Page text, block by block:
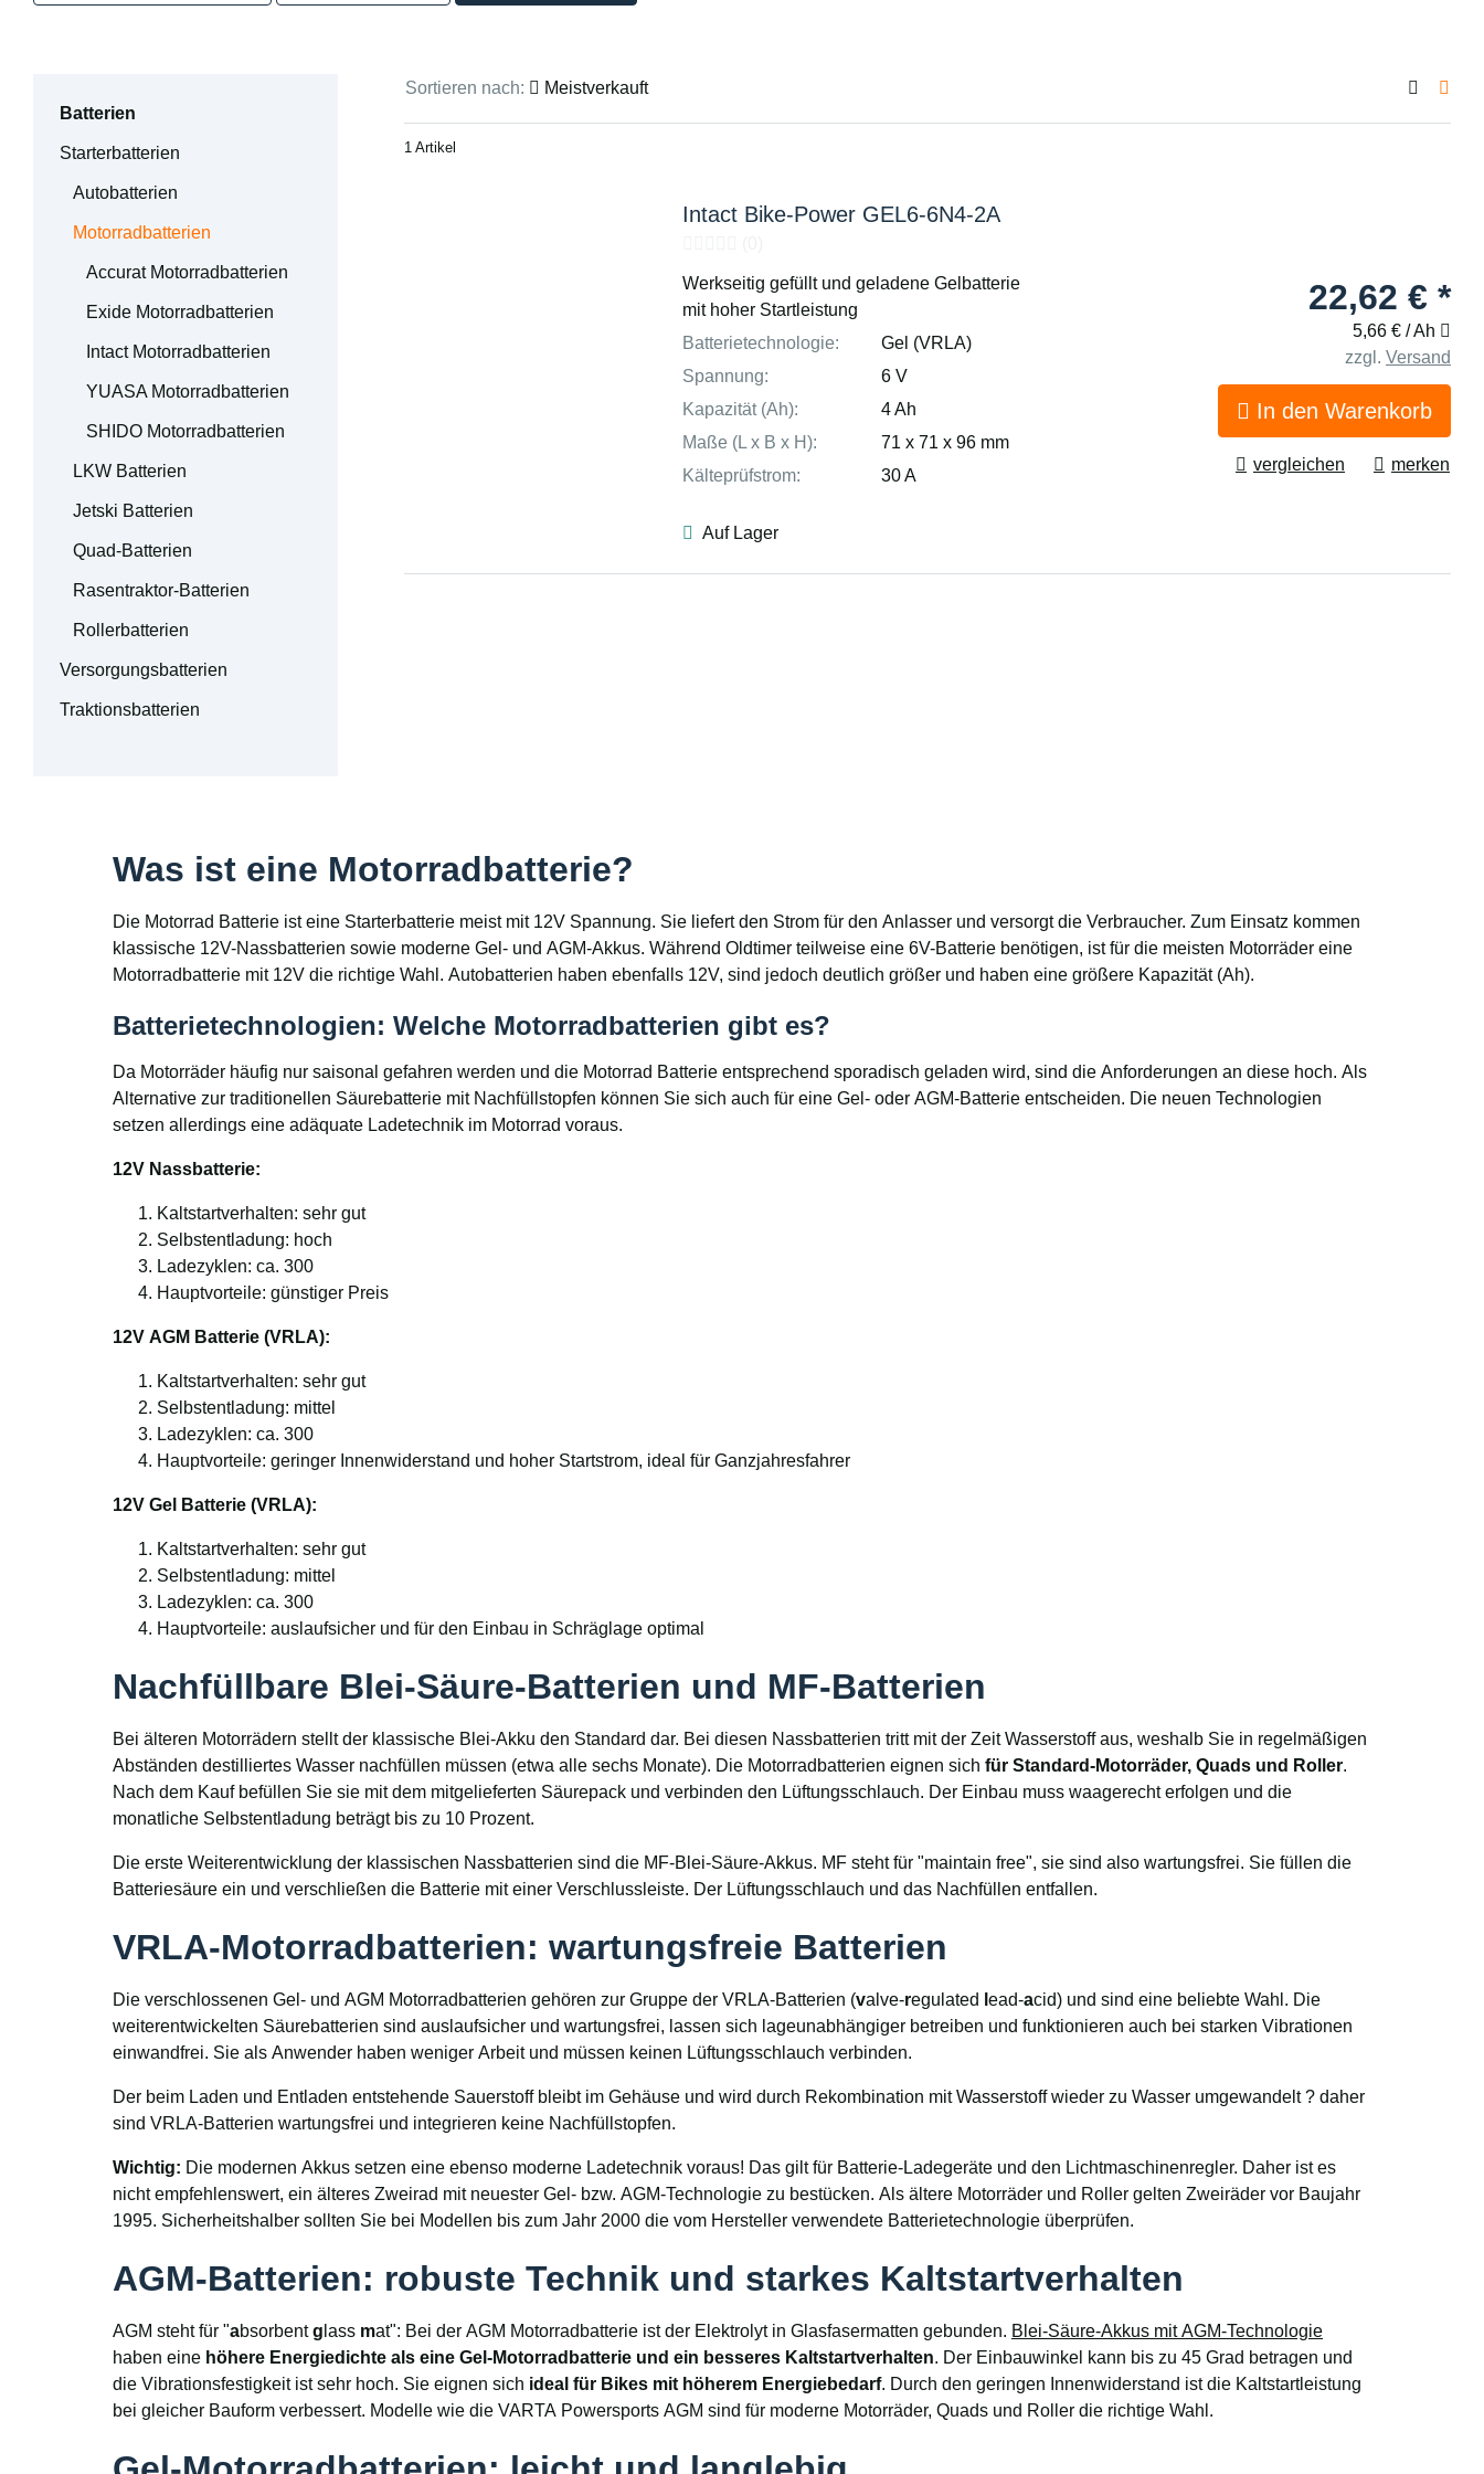
Batterien
Starterbatterien
Autobatterien
Motorradbatterien
Accurat Motorradbatterien
Exide Motorradbatterien
Intact Motorradbatterien
YUASA Motorradbatterien
SHIDO Motorradbatterien
LKW Batterien
Jetski Batterien
Quad-Batterien
Rasentraktor-Batterien
Rollerbatterien
Versorgungsbatterien
Traktionsbatterien
Sortieren nach: Meistverkauft
1 Artikel
Intact Bike-Power GEL6-6N4-2A
Werkseitig gefüllt und geladene Gelbatterie
mit hoher Startleistung
Batterietechnologie:
Gel (VRLA)
Spannung:
6 V
Kapazität (Ah):
4 Ah
Maße (L x B x H):
71 x 71 x 96 mm
Kälteprüfstrom:
30 A
Auf Lager
22,62 € *
5,66 € / Ah
zzgl. Versand
In den Warenkorb
vergleichen merken
Was ist eine Motorradbatterie?
Die Motorrad Batterie ist eine Starterbatterie meist mit 12V Spannung. Sie liefert den Strom für den Anlasser und versorgt die Verbraucher. Zum Einsatz kommen
klassische 12V-Nassbatterien sowie moderne Gel- und AGM-Akkus. Während Oldtimer teilweise eine 6V-Batterie benötigen, ist für die meisten Motorräder eine
Motorradbatterie mit 12V die richtige Wahl. Autobatterien haben ebenfalls 12V, sind jedoch deutlich größer und haben eine größere Kapazität (Ah).
Batterietechnologien: Welche Motorradbatterien gibt es?
Da Motorräder häufig nur saisonal gefahren werden und die Motorrad Batterie entsprechend sporadisch geladen wird, sind die Anforderungen an diese hoch. Als
Alternative zur traditionellen Säurebatterie mit Nachfüllstopfen können Sie sich auch für eine Gel- oder AGM-Batterie entscheiden. Die neuen Technologien
setzen allerdings eine adäquate Ladetechnik im Motorrad voraus.
12V Nassbatterie:
Kaltstartverhalten: sehr gut
Selbstentladung: hoch
Ladezyklen: ca. 300
Hauptvorteile: günstiger Preis
12V AGM Batterie (VRLA):
Kaltstartverhalten: sehr gut
Selbstentladung: mittel
Ladezyklen: ca. 300
Hauptvorteile: geringer Innenwiderstand und hoher Startstrom, ideal für Ganzjahresfahrer
12V Gel Batterie (VRLA):
Kaltstartverhalten: sehr gut
Selbstentladung: mittel
Ladezyklen: ca. 300
Hauptvorteile: auslaufsicher und für den Einbau in Schräglage optimal
Nachfüllbare Blei-Säure-Batterien und MF-Batterien
Bei älteren Motorrädern stellt der klassische Blei-Akku den Standard dar. Bei diesen Nassbatterien tritt mit der Zeit Wasserstoff aus, weshalb Sie in regelmäßigen
Abständen destilliertes Wasser nachfüllen müssen (etwa alle sechs Monate). Die Motorradbatterien eignen sich für Standard-Motorräder, Quads und Roller.
Nach dem Kauf befüllen Sie sie mit dem mitgelieferten Säurepack und verbinden den Lüftungsschlauch. Der Einbau muss waagerecht erfolgen und die
monatliche Selbstentladung beträgt bis zu 10 Prozent.
Die erste Weiterentwicklung der klassischen Nassbatterien sind die MF-Blei-Säure-Akkus. MF steht für "maintain free", sie sind also wartungsfrei. Sie füllen die
Batteriesäure ein und verschließen die Batterie mit einer Verschlussleiste. Der Lüftungsschlauch und das Nachfüllen entfallen.
VRLA-Motorradbatterien: wartungsfreie Batterien
Die verschlossenen Gel- und AGM Motorradbatterien gehören zur Gruppe der VRLA-Batterien (valve-regulated ead-acid) und sind eine beliebte Wahl. Die
weiterentwickelten Säurebatterien sind auslaufsicher und wartungsfrei, lassen sich lageunabhängiger betreiben und funktionieren auch bei starken Vibrationen
einwandfrei. Sie als Anwender haben weniger Arbeit und müssen keinen Lüftungsschlauch verbinden.
Der beim Laden und Entladen entstehende Sauerstoff bleibt im Gehäuse und wird durch Rekombination mit Wasserstoff wieder zu Wasser umgewandelt ? daher
sind VRLA-Batterien wartungsfrei und integrieren keine Nachfüllstopfen.
Wichtig: Die modernen Akkus setzen eine ebenso moderne Ladetechnik voraus! Das gilt für Batterie-Ladegeräte und den Lichtmaschinenregler. Daher ist es
nicht empfehlenswert, ein älteres Zweirad mit neuester Gel- bzw. AGM-Technologie zu bestücken. Als ältere Motorräder und Roller gelten Zweiräder vor Baujahr
1995. Sicherheitshalber sollten Sie bei Modellen bis zum Jahr 2000 die vom Hersteller verwendete Batterietechnologie überprüfen.
AGM-Batterien: robuste Technik und starkes Kaltstartverhalten
AGM steht für "absorbentg lass mat": Bei der AGM Motorradbatterie ist der Elektrolyt in Glasfasermatten gebunden. Blei-Säure-Akkus mit AGM-Technologie
haben eine höhere Energiedichte als eine Gel-Motorradbatterie und ein besseres Kaltstartverhalten. Der Einbauwinkel kann bis zu 45 Grad betragen und
die Vibrationsfestigkeit ist sehr hoch. Sie eignen sich ideal für Bikes mit höherem Energiebedarf. Durch den geringen Innenwiderstand ist die Kaltstartleistung
bei gleicher Bauform verbessert. Modelle wie die VARTA Powersports AGM sind für moderne Motorräder, Quads und Roller die richtige Wahl.